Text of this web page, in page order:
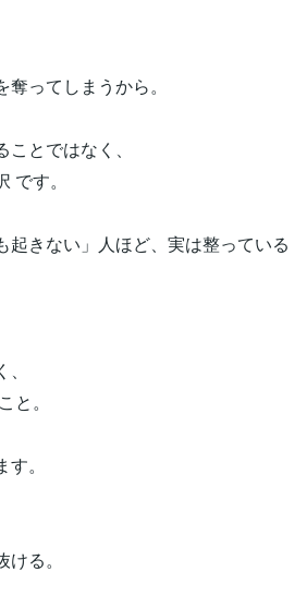
ってしまうから。
とではなく、
です。
起きない」人ほど、実は整っている
と。
。
る。